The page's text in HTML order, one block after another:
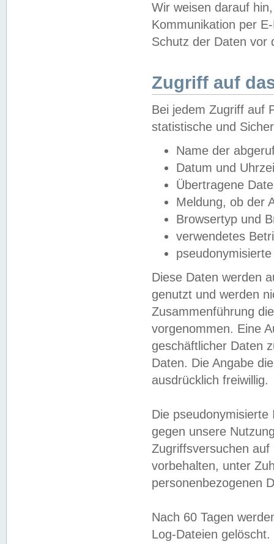
Wir weisen darauf
Kommunikation per
Schutz der Daten vor
Zugriff auf
Bei jedem Zugriff auf
statistische und
Name der
Datum und
Übertragene
Meldung, ob der
Browsertyp und
verwendetes
Diese Daten werden
genutzt und werden
Zusammenführung
vorgenommen. Eine
geschäftlicher Daten
Daten. Die Angabe
ausdrücklich freiwillig.
Die
gegen unsere
Zugriffsversuchen
vorbehalten, unter
personenbezogenen
Nach 60 Tagen
Log-Dateien